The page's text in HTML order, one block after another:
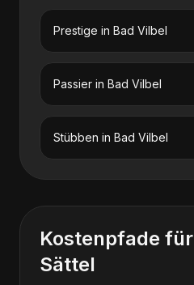
Prestige in Bad Vilbel
Passier in Bad Vilbel
Stübben in Bad Vilbel
Kostenpfade für
Sättel